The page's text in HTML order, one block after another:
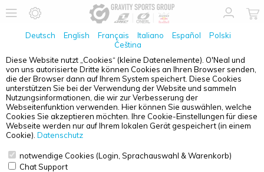
Deutsch English Français Italiano Español
Polski
Čeština
Diese Website nutzt „Cookies“ (kleine Datenelemente). O'Neal und
von uns autorisierte Dritte können Cookies an Ihren Browser senden,
die der Browser dann auf Ihrem System speichert. Diese Cookies
unterstützen Sie bei der Verwendung der Website und sammeln
Nutzungsinformationen, die wir zur Verbesserung der
Webseitenfunktion verwenden. Hier können Sie auswählen, welche
Cookies Sie akzeptieren möchten. Ihre Cookie-Einstellungen für diese
Webseite werden nur auf Ihrem lokalen Gerät gespeichert (in einem
Cookie). Datenschutz
notwendige Cookies (Login, Sprachauswahl & Warenkorb)
Chat Support
PRODUKTÜBERSICHT - ERWACHSENE